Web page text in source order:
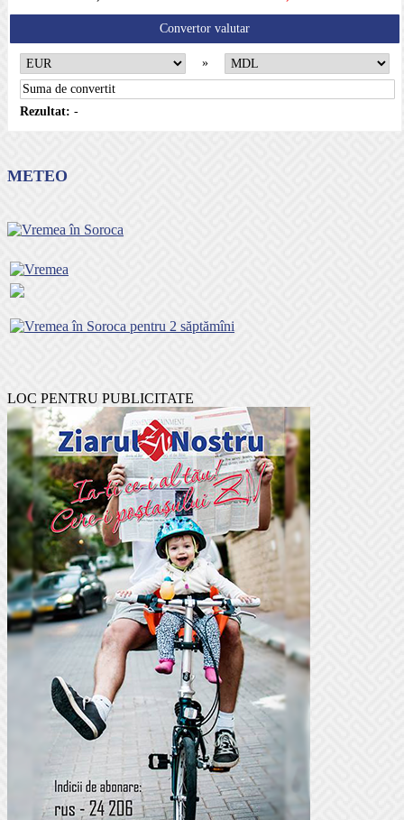
Convertor valutar
»
Rezultat: -
METEO
LOC PENTRU PUBLICITATE